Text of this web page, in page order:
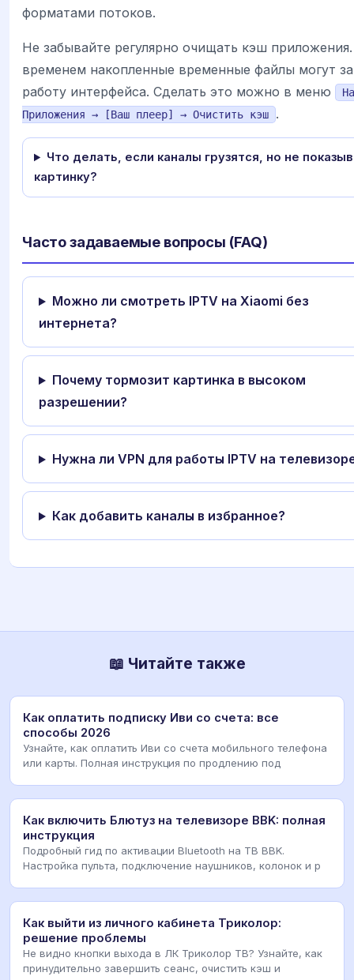
форматами потоков.
Не забывайте регулярно очищать кэш
временем накопленные временные файлы могут
работу интерфейса. Сделать это можно в меню
Приложения → [Ваш плеер] → Очистить кэш
.
Что делать, если каналы грузятся, но не
картинку?
Часто задаваемые вопросы (FAQ)
Можно ли смотреть IPTV на Xiaomi без
интернета?
Почему тормозит картинка в высоком
разрешении?
Нужна ли VPN для работы IPTV на
Как добавить каналы в избранное?
📖 Читайте также
Как оплатить подписку Иви со счета: все
способы 2026
Узнайте, как оплатить Иви со счета мобильного телефона
или карты. Полная инструкция по продлению под
Как включить Блютуз на телевизоре BBK: полная
инструкция
Подробный гид по активации Bluetooth на ТВ BBK.
Настройка пульта, подключение наушников, колонок и р
Как выйти из личного кабинета Триколор:
решение проблемы
Не видно кнопки выхода в ЛК Триколор ТВ? Узнайте, как
принудительно завершить сеанс, очистить кэш и